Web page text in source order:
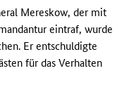
Mereskow, der mit
eintraf, wurde
Er entschuldigte
für das Verhalten